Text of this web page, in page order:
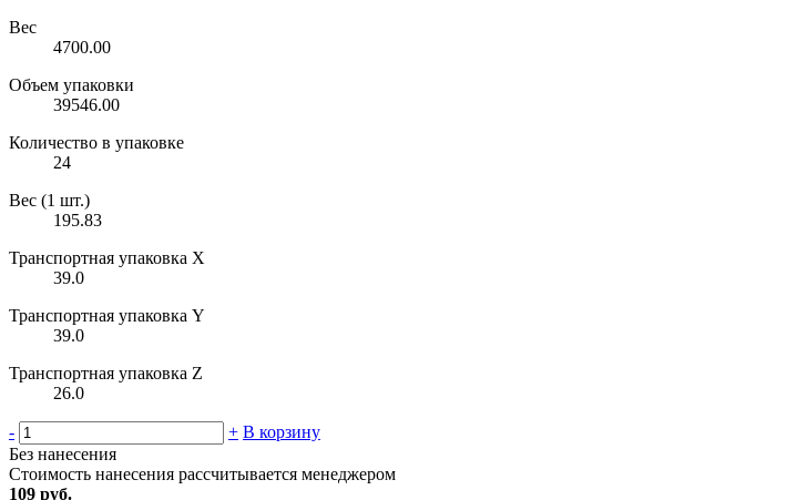
Вес
4700.00
Объем упаковки
39546.00
Количество в упаковке
24
Вес (1 шт.)
195.83
Транспортная упаковка X
39.0
Транспортная упаковка Y
39.0
Транспортная упаковка Z
26.0
- + В корзину
Без нанесения
Стоимость нанесения рассчитывается менеджером
109 руб.